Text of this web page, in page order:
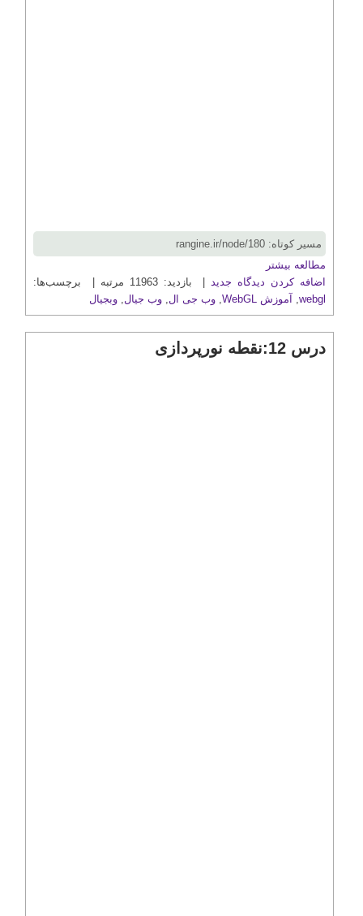
مسیر کوتاه: rangine.ir/node/180
مطالعه بیشتر
اضافه کردن دیدگاه جدید
| بازدید: 11963 مرتبه | برچسب‌ها:
webgl
آموزش WebGL وب جی ال وب جیال وبجیال
درس 12:نقطه نورپردازی